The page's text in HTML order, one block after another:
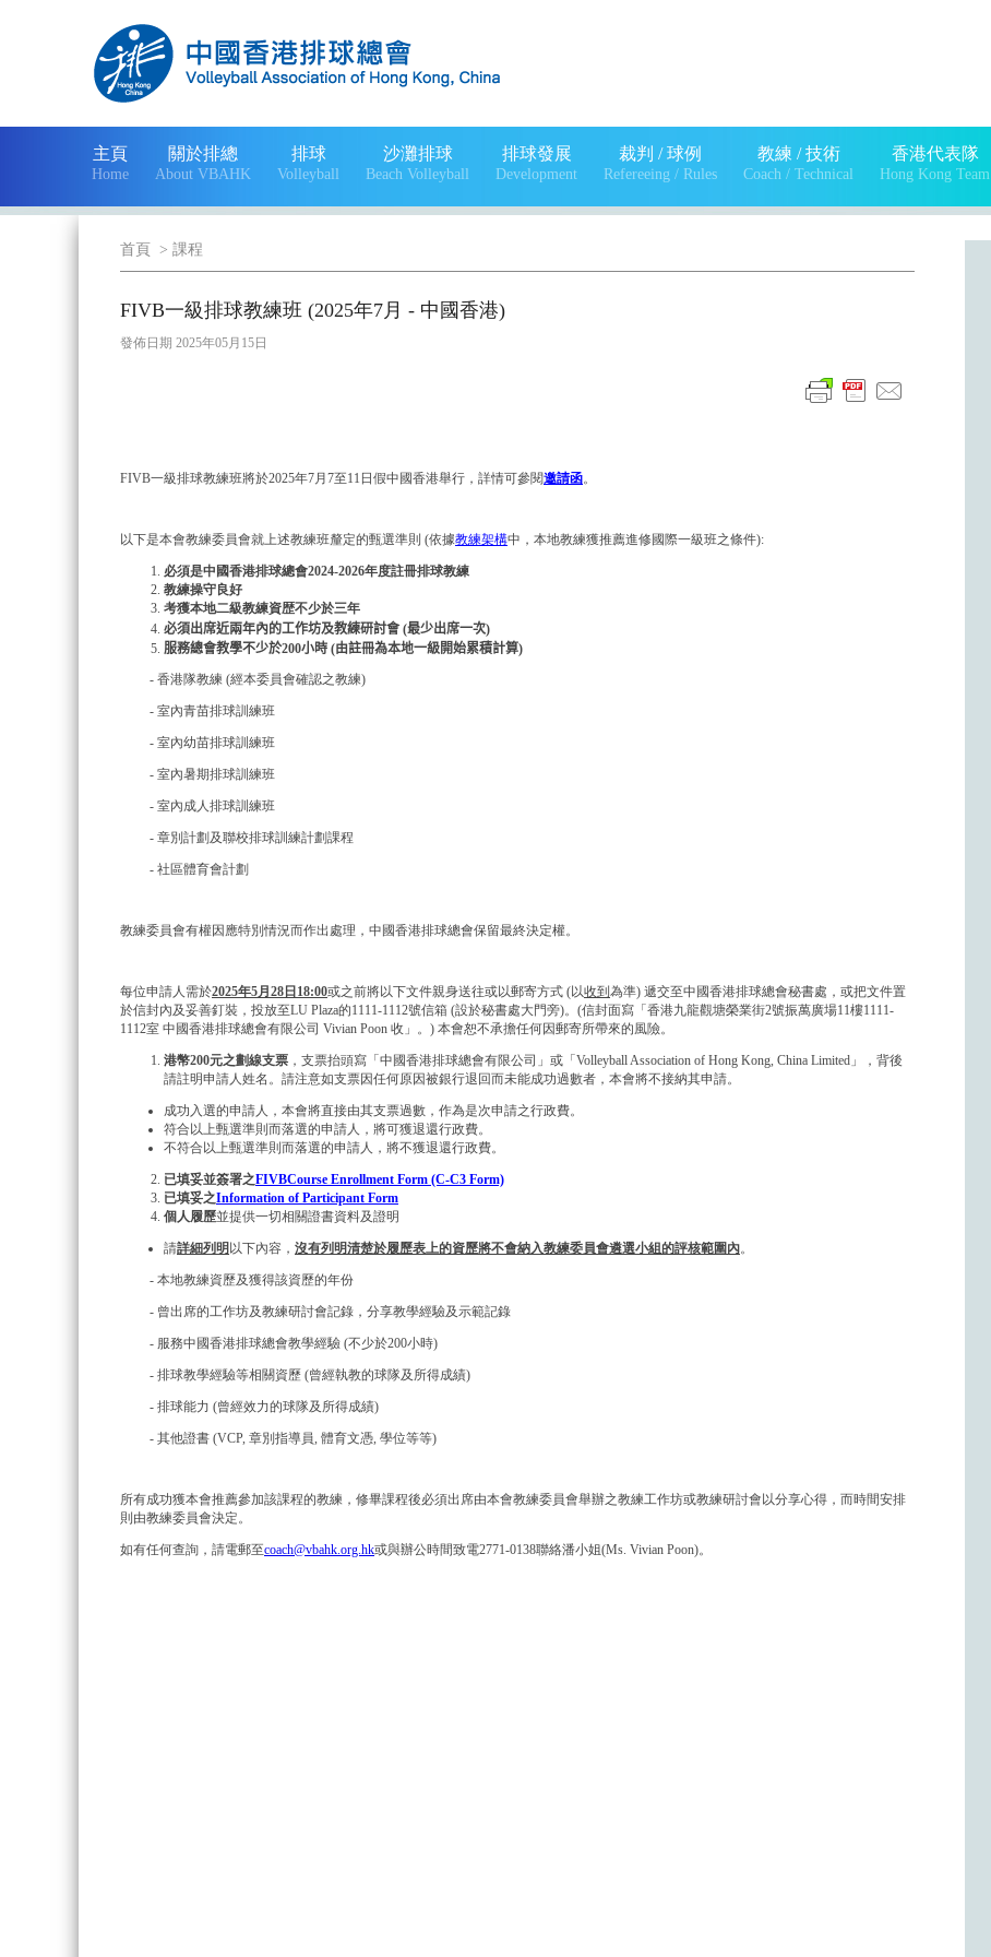
主頁
Home
關於排總
About VBAHK
排球
Volleyball
沙灘排球
Beach Volleyball
排球發展
Development
裁判 / 球例
Refereeing / Rules
教練 / 技術
Coach / Technical
香港代表隊
Hong Kong Team
首頁 > 課程
FIVB一級排球教練班 (2025年7月 - 中國香港)
發佈日期 2025年05月15日
FIVB一級排球教練班將於2025年7月7至11日假中國香港舉行，詳情可參閱邀請函。
以下是本會教練委員會就上述教練班釐定的甄選準則 (依據教練架構中，本地教練獲推薦進修國際一級班之條件):
必須是中國香港排球總會2024-2026年度註冊排球教練
教練操守良好
考獲本地二級教練資歴不少於三年
必須出席近兩年內 的工作坊及教練研討會(最少出席一次)
服務總會教學不少於200小時 (由註冊為本地一級開始累積計算)
- 香港隊教練 (經本委員會確認之教練)
- 室內青苗排球訓練班
- 室內幼苗排球訓練班
- 室內暑期排球訓練班
- 室內成人排球訓練班
- 章別計劃及聯校排球訓練計劃課程
- 社區體育會計劃
教練委員會有權因應特別情況而作出處理，中國香港排球總會保留最終決定權。
每位申請人需於2025年5月28日18:00或之前將以下文件親身送往或以郵寄方式 (以收到 為準) 遞交至中國香港排球總會秘書處，或把文件置
於信封內及妥善釘裝，投放至LU Plaza的1111-1112號信箱 (設於秘書處大門旁)。(信封面寫「香港九龍觀塘榮業街2號振萬廣場11樓1111-
1112室 中國香港排球總會有限公司 Vivian Poon 收」。) 本會恕不承擔任何因郵寄所帶來的風險。
港幣200元之劃線支票 ，支票抬頭寫「中國香港排球總會有限公司」或「Volleyball Association of Hong Kong, China Limited」，背後
請註明申請人姓名。請注意如支票因任何原因被銀行退回而未能成功過數者，本會將不接納其申請。
成功入選的申請人，本會將直接由其支票過數，作為是次申請之行政費。
符合以上甄選準則而落選的申請人，將可獲退還行政費。
不符合以上甄選準則而落選的申請人，將不獲退還行政費。
已填妥並簽署之FIVBCourse Enrollment Form (C-C3 Form)
已填妥之Information of Participant Form
個人履歷並提供一切相關證書資料及證明
請詳細列明 以下內容， 沒有列明清楚於履歷表上的資歷將不會納入教練委員會遴選小組的評核範圍內。
- 本地教練資歷及獲得該資歷的年份
- 曾出席的工作坊及教練研討會記錄，分享教學經驗及示範記錄
- 服務中國香港排球總會教學經驗 (不少於200小時)
- 排球教學經驗等相關資歷 (曾經執教的球隊及所得成績)
- 排球能力 (曾經效力的球隊及所得成績)
- 其他證書 (VCP, 章別指導員, 體育文憑, 學位等等)
所有成功獲本會推薦參加該課程的教練，修畢課程後必須出席由本會教練委員會舉辦之教練工作坊或教練研討會以分享心得，而時間安排
則由教練委員會決定。
如有任何查詢，請電郵至coach@vbahk.org.hk或與辦公時間致電2771-0138聯絡潘小姐(Ms. Vivian Poon)。